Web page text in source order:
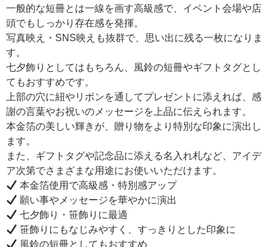
一般的な短冊とは一線を画す高級感で、イベント会場や店
頭でもしっかり存在感を発揮。
写真映え・SNS映えも抜群で、思い出に残る一枚になりま
す。
七夕飾りとしてはもちろん、風鈴の短冊やギフトタグとし
てもおすすめです。
上部の穴に紐やリボンを通してプレゼントに添えれば、感
謝の言葉やお祝いのメッセージを上品に伝えられます。
本金箔の美しい輝きが、贈り物をより特別な印象に演出し
ます。
また、ギフトタグや記念品に添える名入れ札など、アイデ
ア次第でさまざまな用途にお使いいただけます。
本金箔使用で高級感・特別感アップ
願い事やメッセージを華やかに演出
七夕飾り・笹飾りに最適
笹飾りにもなじみやすく、すっきりとした印象に
風鈴の短冊としてもおすすめ